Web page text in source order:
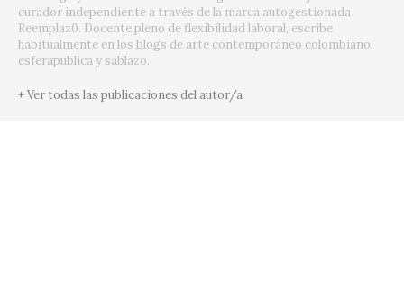
curador independiente a través de la marca autogestionada
Reemplaz0. Docente pleno de flexibilidad laboral, escribe
habitualmente en los blogs de arte contemporáneo colombiano
esferapublica y sablazo.
+ Ver todas las publicaciones del autor/a